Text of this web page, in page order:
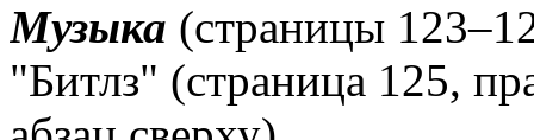
Музыка (страницы
"Битлз" (страница 125,